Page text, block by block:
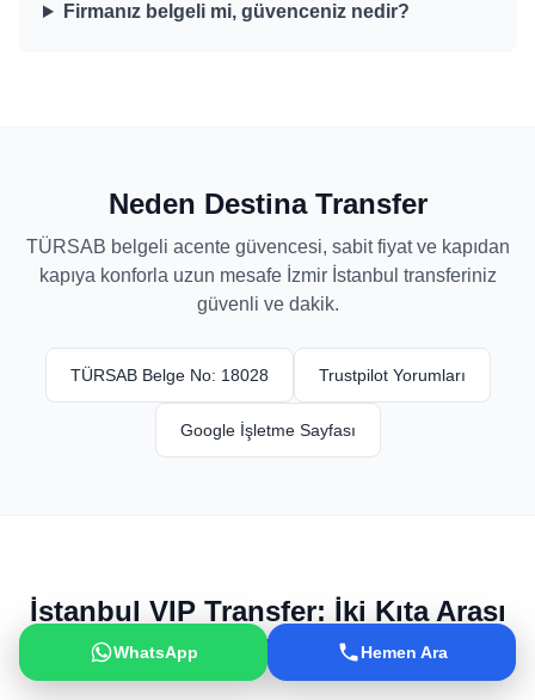
Firmanız belgeli mi, güvenceniz nedir?
Neden Destina Transfer
TÜRSAB belgeli acente güvencesi, sabit fiyat ve kapıdan
kapıya konforla uzun mesafe İzmir İstanbul transferiniz
güvenli ve dakik.
TÜRSAB Belge No: 18028 Trustpilot Yorumları
Google İşletme Sayfası
İstanbul VIP Transfer: İki Kıta Arası
Prestijli Yolculuk
WhatsApp Hemen Ara